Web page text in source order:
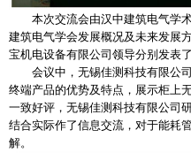
本次交流会由汉中建筑电气学术
建筑电气学会发展概况及未来发展
宝机电设备有限公司领导分别发表
会议中，无锡佳测科技有限公司
终端产品的优势及特点，展示柜上
一致好评，无锡佳测科技有限公司
结合实际作了信息交流，对于能耗
解。